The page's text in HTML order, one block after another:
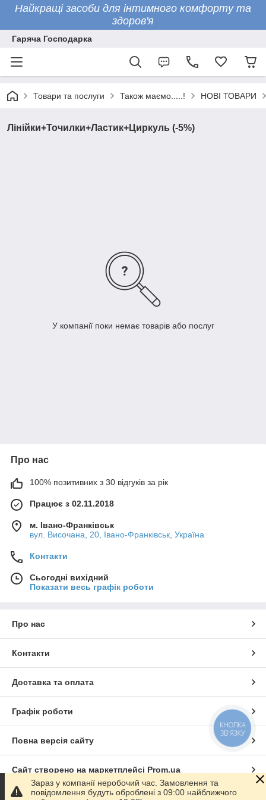
Найкращі засоби для інтимного комфорту та
здоров'я
Гаряча Господарка
Товари та послуги Також маємо.....! НОВІ ТОВАРИ
Лінійки+Точилки+Ластик+Циркуль (-5%)
У компанії поки немає товарів або послуг
Про нас
100% позитивних з 30 відгуків за рік
Працює з 02.11.2018
м. Івано-Франківськ
вул. Височана, 20, Івано-Франківськ, Україна
Контакти
Сьогодні вихідний
Показати весь графік роботи
Про нас
Контакти
Доставка та оплата
Графік роботи
Повна версія сайту
Сайт створено на маркетплейсі Prom.ua
Зараз у компанії неробочий час. Замовлення та
повідомлення будуть оброблені з 09:00 найближчого
КНОПКА
ЗВ'ЯЗКУ